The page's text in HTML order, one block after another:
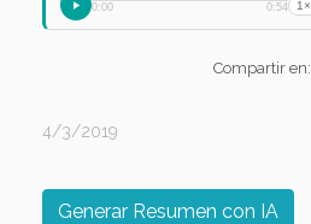
0:00 0:54 1×
Compartir en:
4/3/2019
Generar Resumen con IA